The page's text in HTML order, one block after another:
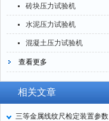
砖块压力试验机
水泥压力试验机
混凝土压力试验机
查看更多
相关文章
三等金属线纹尺检定装置参数